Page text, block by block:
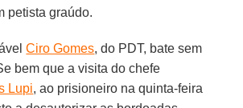
petista graúdo.
Ciro Gomes, do PDT, bate sem
bem que a visita do chefe
Lupi, ao prisioneiro na quinta-feira